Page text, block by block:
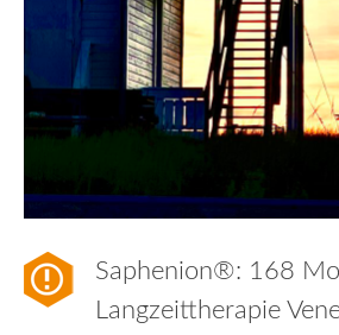
Saphenion®: 168
Langzeittherapie